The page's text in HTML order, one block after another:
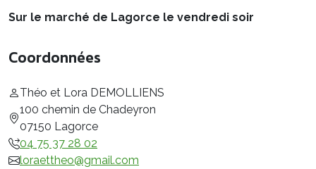
Sur le marché de Lagorce le vendredi soir
Coordonnées
Théo et Lora DEMOLLIENS
100 chemin de Chadeyron
07150 Lagorce
04 75 37 28 02
loraettheo@gmail.com